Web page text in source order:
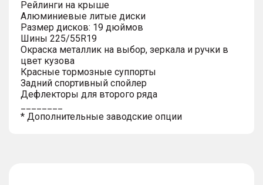
Рейлинги на крыше
Алюминиевые литые диски
Размер дисков: 19 дюймов
Шины 225/55R19
Окраска металлик на выбор, зеркала и ручки в
цвет кузова
Красные тормозные суппорты
Задний спортивный спойлер
Дефлекторы для второго ряда
* Дополнительные заводские опции